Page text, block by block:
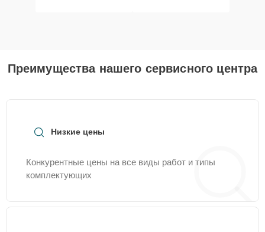
Преимущества нашего сервисного центра
Низкие цены
Конкурентные цены на все виды работ и типы
комплектующих